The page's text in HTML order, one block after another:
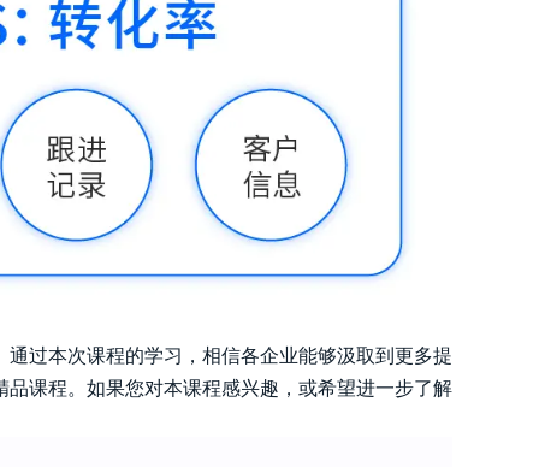
过本次课程的学习，相信各企业能够汲取到更多提
课程。如果您对本课程感兴趣，或希望进一步了解